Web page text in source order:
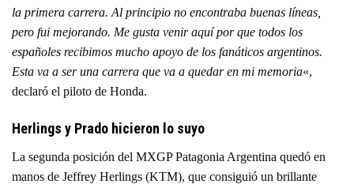
la primera carrera. Al principio no encontraba buenas líneas,
pero fui mejorando. Me gusta venir aquí por que todos los
españoles recibimos mucho apoyo de los fanáticos argentinos.
Esta va a ser una carrera que va a quedar en mi memoria«,
declaró el piloto de Honda.
Herlings y Prado hicieron lo suyo
La segunda posición del MXGP Patagonia Argentina quedó en
manos de Jeffrey Herlings (KTM), que consiguió un brillante